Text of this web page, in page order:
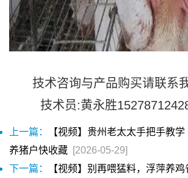
技术咨询与产品购买请联系
技术员:黄永胜
上一篇：
【视频】贵州老太太手把手教
养猪户快收藏 [2026-05-29]
下一篇：
【视频】别再喂猛料，浮萍养